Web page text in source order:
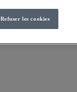
Refuser les cookies